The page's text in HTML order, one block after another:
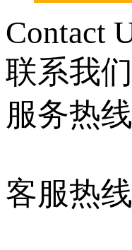
Contact
联系我们
服务热
客服热